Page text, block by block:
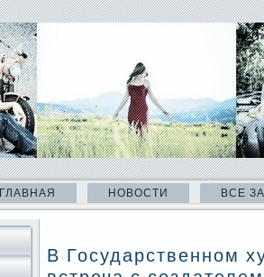
ГЛАВНАЯ НОВОСТИ ВСЕ
В Государственном